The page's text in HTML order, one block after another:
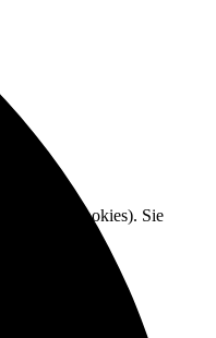
Cookies). Sie